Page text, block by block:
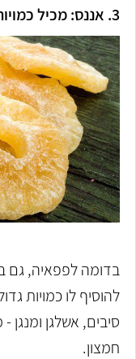
3. אננס: מכיל כמויות גדולות של סוכר
בדומה לפפאיה, גם
להוסיף לו כמויות
סיבים, אשלגן
חמצון.